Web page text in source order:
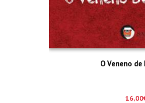
O Veneno de
16,00